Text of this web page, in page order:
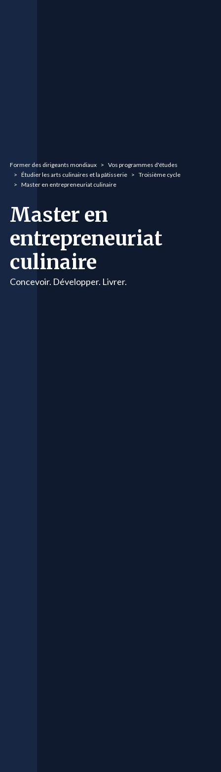
You are here:
Former des dirigeants mondiaux
Vos programmes d'études
Étudier les arts culinaires et la pâtisserie
Troisième cycle
Master en entrepreneuriat culinaire
Master en
entrepreneuriat
culinaire
Concevoir. Développer. Livrer.